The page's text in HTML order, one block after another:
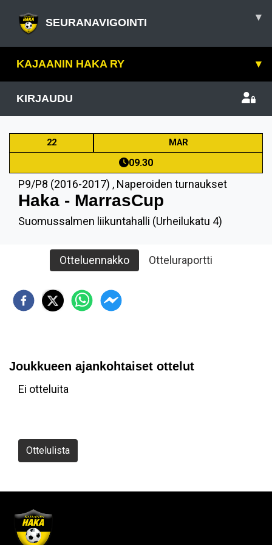
SEURANAVIGOINTI ▾
KAJAANIN HAKA RY ▾
KIRJAUDU
22 MAR
09.30
P9/P8 (2016-2017) , Naperoiden turnaukset
Haka - MarrasCup
Suomussalmen liikuntahalli (Urheilukatu 4)
Otteluennakko Otteluraportti
Joukkueen ajankohtaiset ottelut
Ei otteluita
Ottelulista